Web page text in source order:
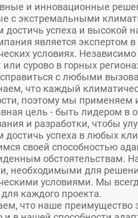
и инновационные
с экстремальными
достичь успеха и высокой
является экспертом
условиях.
или сурово в горных
с любыми
что каждый
поэтому мы применяем
цель - быть лидером в
и разработки, чтобы
достичь успеха в любых
своей способностью
обстоятельствам.
необходимыми для
условиями. Мы
каждого проекта.
что наше преимущество